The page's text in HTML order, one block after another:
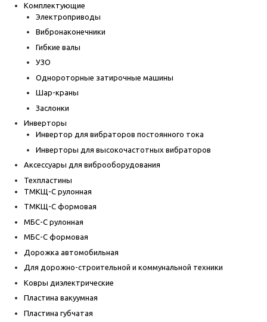
Комплектующие
Электроприводы
Вибронаконечники
Гибкие валы
УЗО
Однороторные затирочные машины
Шар-краны
Заслонки
Инверторы
Инвертор для вибраторов постоянного тока
Инверторы для высокочастотных вибраторов
Аксессуары для виброоборудования
Техпластины
ТМКЩ-С рулонная
ТМКЩ-С формовая
МБС-С рулонная
МБС-С формовая
Дорожка автомобильная
Для дорожно-строительной и коммунальной техники
Ковры диэлектрические
Пластина вакуумная
Пластина губчатая